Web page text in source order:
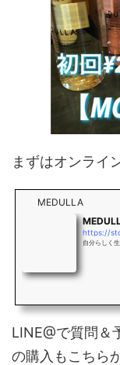
まずはオンライ
MEDULLA
自分らしく
LINE@で質問＆
の購入もこちら